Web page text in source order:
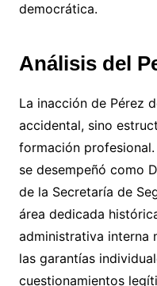
democrática.
Análisis del
La inacción de Pérez
accidental, sino
formación
se desempeñó como
de la Secretaría de
área dedicada
administrativa interna
las garantías
cuestionamientos